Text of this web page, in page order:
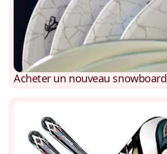
Acheter un nouveau snowboard